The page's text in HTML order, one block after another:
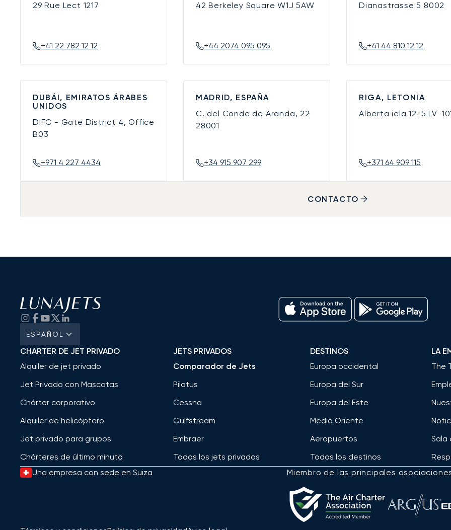
29 Rue Lect 1217
+41 22 782 12 12
42 Berkeley SquareW1J 5AW
+44 2074 095 095
Dianastrasse 5 8002
+41 44 810 12 12
DUBÁI, EMIRATOS ÁRABES
UNIDOS
DIFC - Gate District 4, Office
B03
+971 4 227 4434
MADRID, ESPAÑA
C. del Conde de Aranda, 22
28001
+34 915 907 299
RIGA, LETONIA
Alberta iela 12-5LV-
+371 64 909 115
CONTACTO
ESPAÑOL
CHARTER DE JET PRIVADO
Alquiler de jet privado
Jet Privado con Mascotas
Chárter corporativo
Alquiler de helicóptero
Jet privado para grupos
Chárteres de último minuto
JETS PRIVADOS
Comparador de Jets
Pilatus
Cessna
Gulfstream
Embraer
Todos los jets privados
DESTINOS
Europa occidental
Europa del Sur
Europa del Este
Medio Oriente
Aeropuertos
Todos los destinos
LA
The
Sala
Una empresa con sede en Suiza Miembro de las principales